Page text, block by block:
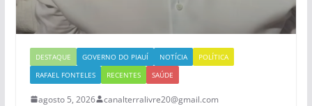
DESTAQUE GOVERNO DO PIAUÍ NOTÍCIA
POLÍTICA
RAFAEL FONTELES
RECENTES SAÚDE
agosto 5, 2026 canalterralivre20@gmail.com